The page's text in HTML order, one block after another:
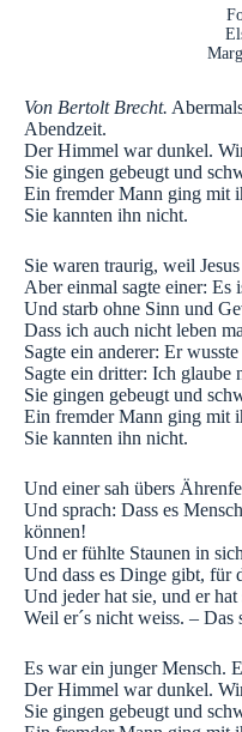
Von Bertolt Brecht.
Abendzeit.
Der Himmel war dunkel.
Sie gingen gebeugt und
Ein fremder Mann ging mit
Sie kannten ihn nicht.
Sie waren traurig, weil
Aber einmal sagte einer: Es
Und starb ohne Sinn und
Dass ich auch nicht leben
Sagte ein anderer: Er
Sagte ein dritter: Ich glaube
Sie gingen gebeugt und
Ein fremder Mann ging mit
Sie kannten ihn nicht.
Und einer sah übers
Und sprach: Dass es
können!
Und er fühlte Staunen in
Und dass es Dinge gibt, für
Und jeder hat sie, und er hat
Weil er´s nicht weiss. –
Es war ein junger Mensch.
Der Himmel war dunkel.
Sie gingen gebeugt und